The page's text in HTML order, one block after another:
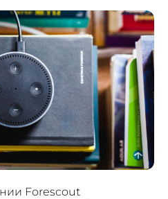
Forescout